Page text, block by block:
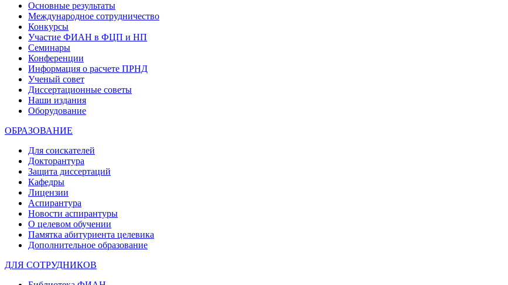
Основные результаты
Международное сотрудничество
Конкурсы
Участие ФИАН в ФЦП и НП
Семинары
Конференции
Информация о расчете ПРНД
Ученый совет
Диссертационные советы
Наши издания
Оборудование
ОБРАЗОВАНИЕ
Для соискателей
Докторантура
Защита диссертаций
Кафедры
Лицензии
Аспирантура
Новости аспирантуры
О целевом обучении
Памятка абитуриента целевика
Дополнительное образование
ДЛЯ СОТРУДНИКОВ